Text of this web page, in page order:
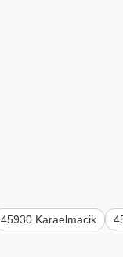
45930 Karaelmacik